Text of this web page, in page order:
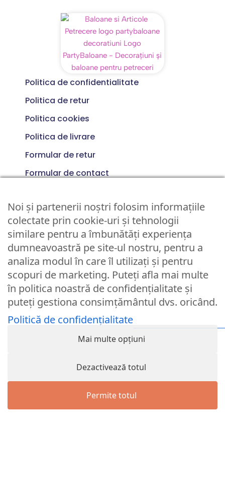
Politica de confidentialitate
Politica de retur
Politica cookies
Politica de livrare
Formular de retur
Formular de contact
Luni - Vineri 10:00 > 16:00
Nume utilizator sau Email
Parola
Lost your password?
© Partybaloane.ro - Toate drepturile rezervate. ™
Noi și partenerii noștri folosim informațiile
colectate prin cookie-uri și tehnologii
similare pentru a îmbunătăți experiența
dumneavoastră pe site-ul nostru, pentru a
analiza modul în care îl utilizați și pentru
scopuri de marketing. Puteți afla mai multe
în politica noastră de confidențialitate și
puteți gestiona consimțământul dvs. oricând.
Politică de confidențialitate
Mai multe opțiuni
Dezactivează totul
Permite totul